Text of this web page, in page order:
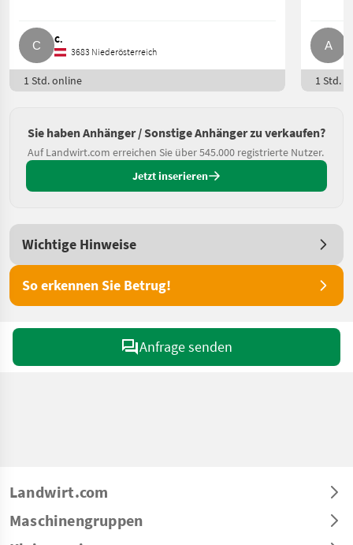
C.
3683 Niederösterreich
1 Std. online 1 Std.
Sie haben Anhänger / Sonstige Anhänger zu verkaufen?
Auf Landwirt.com erreichen Sie über 545.000 registrierte Nutzer.
Jetzt inserieren
Wichtige Hinweise
So erkennen Sie Betrug!
Anfrage senden
Landwirt.com
Maschinengruppen